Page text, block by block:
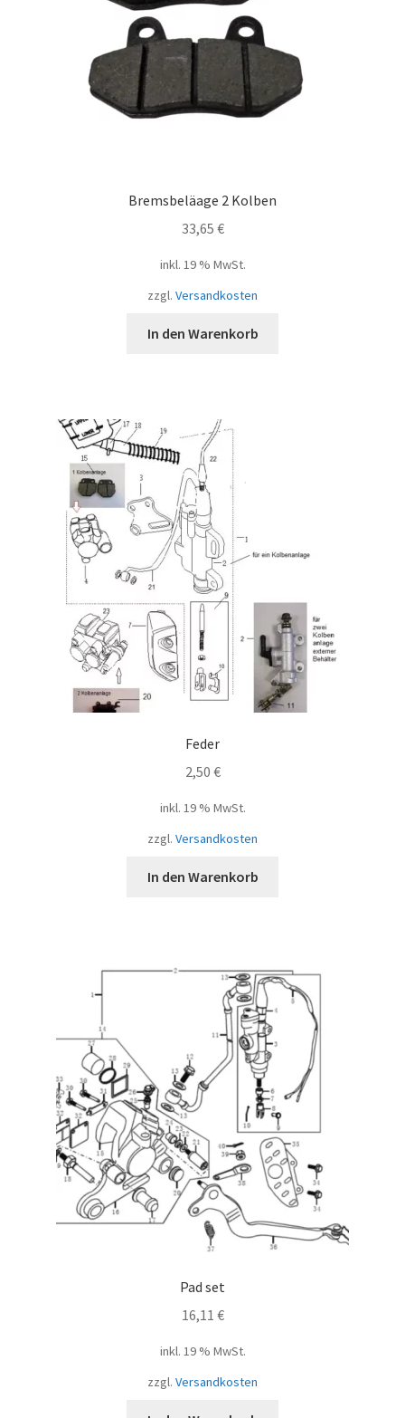
Bremsbeläage 2 Kolben
33,65 €
inkl. 19 % MwSt.
zzgl. Versandkosten
In den Warenkorb
Feder
2,50 €
inkl. 19 % MwSt.
zzgl. Versandkosten
In den Warenkorb
Pad set
16,11 €
inkl. 19 % MwSt.
zzgl. Versandkosten